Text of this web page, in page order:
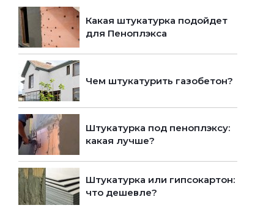
Какая штукатурка подойдет
для Пеноплэкса
Чем штукатурить газобетон?
Штукатурка под пеноплэксу:
какая лучше?
Штукатурка или гипсокартон:
что дешевле?